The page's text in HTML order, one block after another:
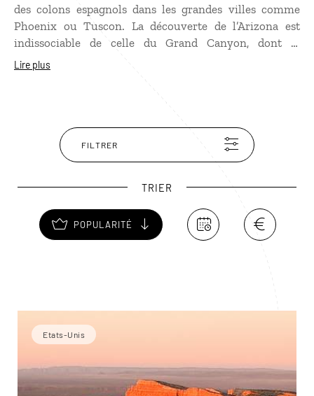
des colons espagnols dans les grandes villes comme
Phoenix ou Tuscon. La découverte de l’Arizona est
indissociable de celle du Grand Canyon, dont le
spectacle est l’un des plus grandiose au monde. Mais
Canyon de Chelly, Petrified Forest, parmi bien d’autres.
A moins que vous ne préfériez la capitale du New Age,
Sedona, ou la ville du célèbre règlement de compte à
Lire plus
FILTRER
TRIER
POPULARITÉ
Etats-Unis